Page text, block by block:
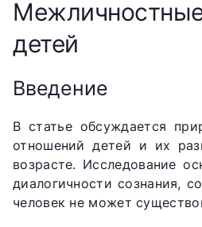
детей
Введение
В статье обсуждается
отношений детей и их
возрасте. Исследование
диалогичности сознания,
человек не может